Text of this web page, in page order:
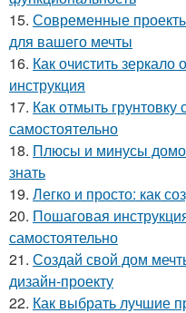
15. Современные
для вашего мечты
16. Как очистить зеркало
инструкция
17. Как отмыть грунтовку
самостоятельно
18. Плюсы и минусы
знать
19. Легко и просто: как
20. Пошаговая
самостоятельно
21. Создай свой дом
дизайн-проекту
22. Как выбрать лучшие